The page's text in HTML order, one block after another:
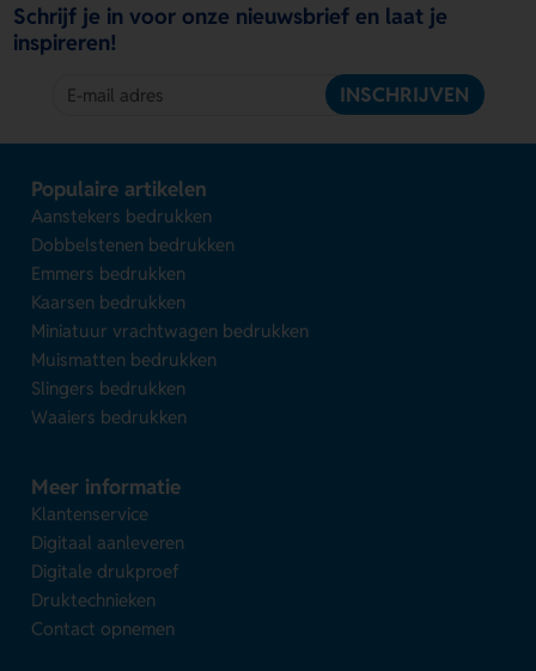
Schrijf je in voor onze nieuwsbrief en laat je
inspireren!
INSCHRIJVEN
Populaire artikelen
Aanstekers bedrukken
Dobbelstenen bedrukken
Emmers bedrukken
Kaarsen bedrukken
Miniatuur vrachtwagen bedrukken
Muismatten bedrukken
Slingers bedrukken
Waaiers bedrukken
Meer informatie
Klantenservice
Digitaal aanleveren
Digitale drukproef
Druktechnieken
Contact opnemen